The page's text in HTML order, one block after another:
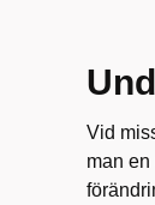
Vid
man